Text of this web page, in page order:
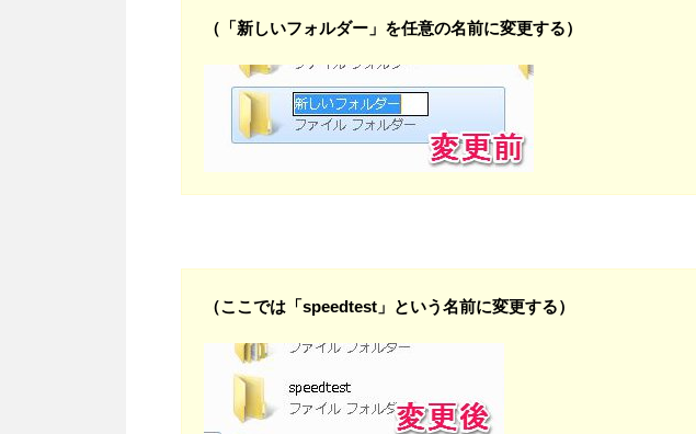
（「新しいフォルダー」を任意の名前に変更する）
（ここでは「speedtest」という名前に変更する）